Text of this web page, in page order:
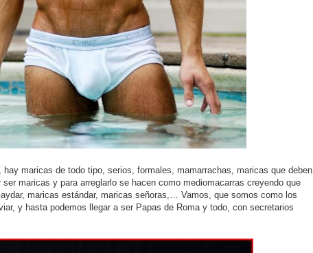
hay maricas de todo tipo, serios, formales, mamarrachas, maricas que deben
maricas y para arreglarlo se hacen como mediomacarras creyendo que
maricas estándar, maricas señoras,… Vamos, que somos como los
y hasta podemos llegar a ser Papas de Roma y todo, con secretarios